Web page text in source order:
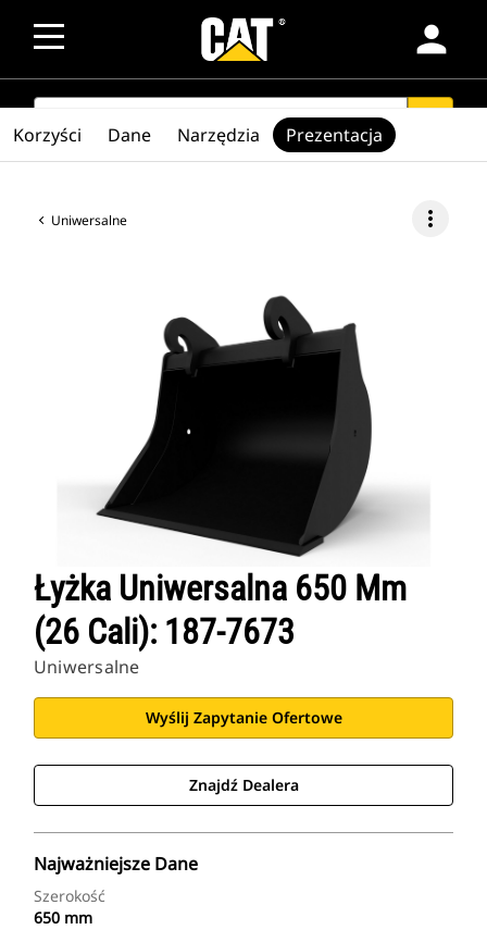
person
SEARCH
Uniwersalne more_vert
Łyżka Uniwersalna 650 Mm
(26 Cali): 187-7673
Uniwersalne
Wyślij Zapytanie Ofertowe
Znajdź Dealera
Najważniejsze Dane
Szerokość
650 mm
Korzyści Dane Narzędzia Prezentacja